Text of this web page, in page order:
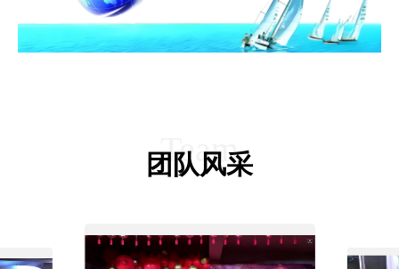
Team
团队风采